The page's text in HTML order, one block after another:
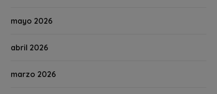
mayo 2026
abril 2026
marzo 2026